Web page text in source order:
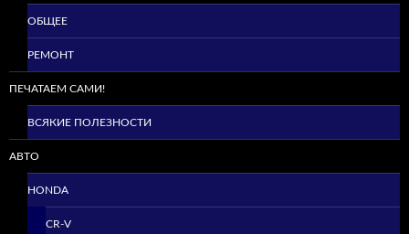
ОБЩЕЕ
РЕМОНТ
ПЕЧАТАЕМ САМИ!
ВСЯКИЕ ПОЛЕЗНОСТИ
АВТО
HONDA
CR-V